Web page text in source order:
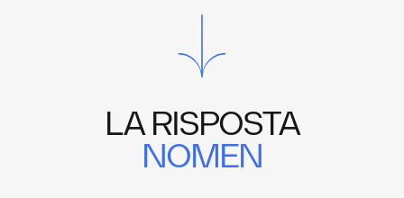
LA RISPOSTA
NOMEN